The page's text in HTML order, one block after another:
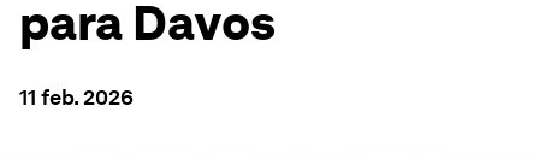
para Davos
11 feb. 2026